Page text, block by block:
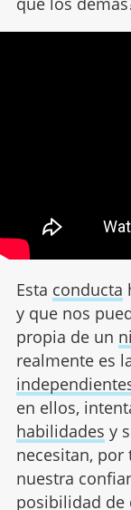
Esta conducta
y que nos
propia de un
realmente es
en ellos,
habilidades y
necesitan, por
nuestra
posibilidad de